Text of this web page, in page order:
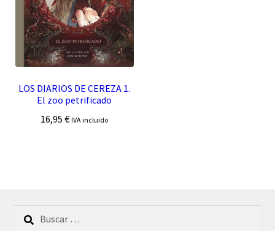
LOS DIARIOS DE CEREZA 1.
El zoo petrificado
16,95€ IVA incluido